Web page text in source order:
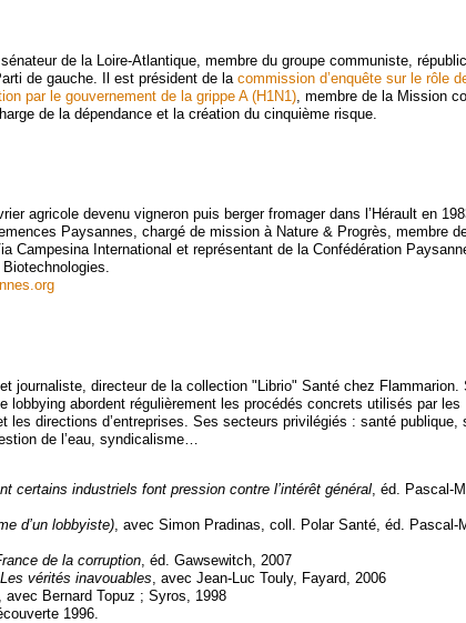
de la Loire-Atlantique, membre du groupe communiste,
de gauche. Il est président de la commission d’enquête sur le rôle
par le gouvernement de la grippe A (H1N1), membre de la Mission
de la dépendance et la création du cinquième risque.
agricole devenu vigneron puis berger fromager dans l’Hérault en
Paysannes, chargé de mission à Nature & Progrès, membre
Campesina International et représentant de la Confédération
journaliste, directeur de la collection "Librio" Santé chez Flammarion.
lobbying abordent régulièrement les procédés concrets utilisés par les
les directions d’entreprises. Ses secteurs privilégiés : santé publique,
de l’eau, syndicalisme…
certains industriels font pression contre l’intérêt général , éd. Pascal-
d’un lobbyiste) , avec Simon Pradinas, coll. Polar Santé, éd. Pascal-
de la corruption , éd. Gawsewitch, 2007
vérités inavouables , avec Jean-Luc Touly, Fayard, 2006
, avec Bernard Topuz ; Syros, 1998
1996.